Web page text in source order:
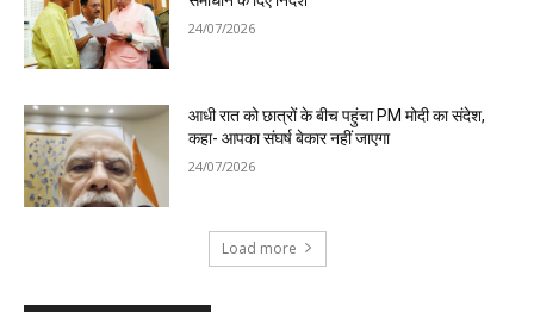
24/07/2026
आधी रात को छात्रों के बीच पहुंचा PM मोदी का संदेश,
कहा- आपका संघर्ष बेकार नहीं जाएगा
24/07/2026
Load more